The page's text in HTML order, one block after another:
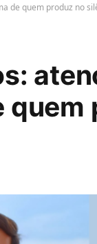
de quem produz no
quem